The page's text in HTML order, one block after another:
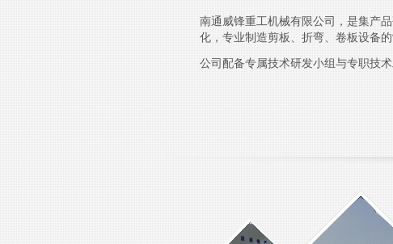
南通威锋重工机械有限公司，是集产
化，专业制造剪板、折弯、卷板设备
公司配备专属技术研发小组与专职技